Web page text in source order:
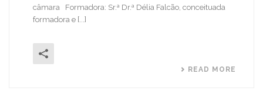
câmara Formadora: Sr.ª Dr.ª Délia Falcão, conceituada
formadora e [...]
READ MORE